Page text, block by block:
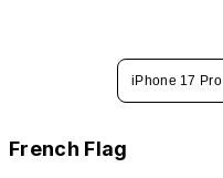
iPhone 17 Pro
French Flag